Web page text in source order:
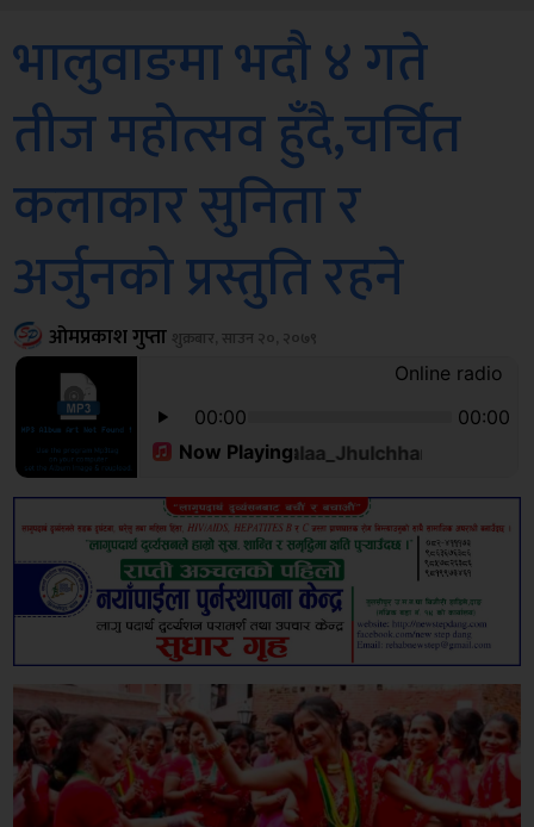
भालुवाङमा भदौ ४ गते
तीज महोत्सव हुँदै,चर्चित
कलाकार सुनिता र
अर्जुनको प्रस्तुति रहने
ओमप्रकाश गुप्ता शुक्रबार, साउन २०, २०७९